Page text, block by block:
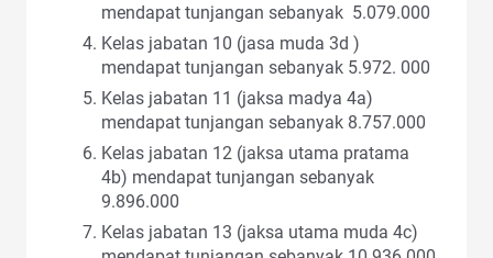
mendapat tunjangan sebanyak 5.079.000
Kelas jabatan 10 (jasa muda 3d )
mendapat tunjangan sebanyak 5.972. 000
Kelas jabatan 11 (jaksa madya 4a)
mendapat tunjangan sebanyak 8.757.000
Kelas jabatan 12 (jaksa utama pratama
4b) mendapat tunjangan sebanyak
9.896.000
Kelas jabatan 13 (jaksa utama muda 4c)